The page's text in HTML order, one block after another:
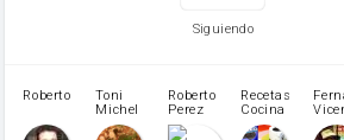
Harina para bizcocho
patatas
Siguiendo
Roberto
Toni
Michel
Caubet
Roberto
Perez
Muñoz
Recetas
Cocina